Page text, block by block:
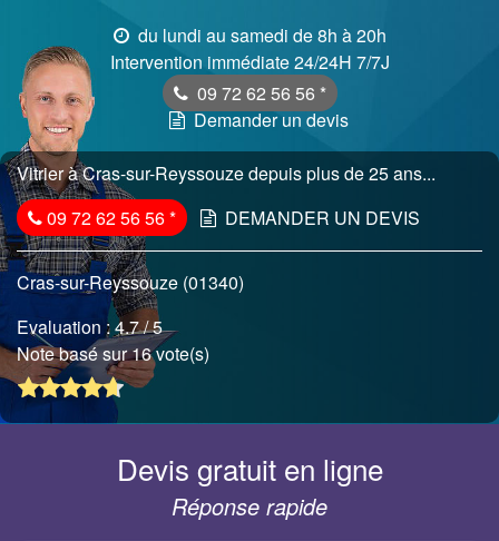
du lundi au samedi de 8h à 20h
Intervention immédiate 24/24H 7/7J
09 72 62 56 56 *
Demander un devis
Vitrier à Cras-sur-Reyssouze depuis plus de 25 ans...
09 72 62 56 56* DEMANDER UN DEVIS
Cras-sur-Reyssouze (01340)
Evaluation :4.7/ 5
Note basé sur 16 vote(s)
Devis gratuit en ligne
Réponse rapide